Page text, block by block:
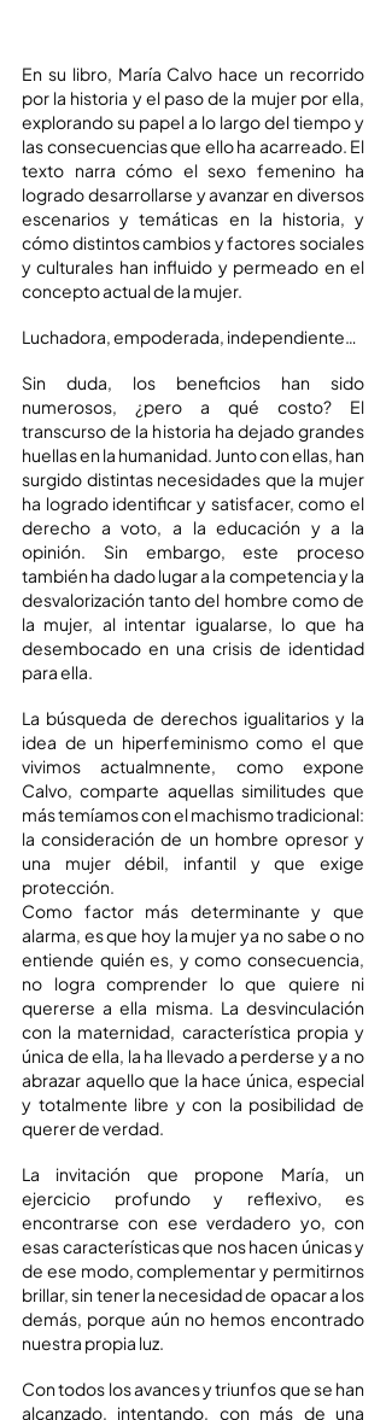
En su libro, María Calvo hace un recorrido
por la historia y el paso de la mujer por ella,
explorando su papel a lo largo del tiempo y
las consecuencias que ello ha acarreado. El
texto narra cómo el sexo femenino ha
logrado desarrollarse y avanzar en diversos
escenarios y temáticas en la historia, y
cómo distintos cambios y factores sociales
y culturales han influido y permeado en el
concepto actual de la mujer.
Luchadora, empoderada, independiente…
Sin duda, los beneficios han sido
numerosos, ¿pero a qué costo? El
transcurso de la historia ha dejado grandes
huellas en la humanidad. Junto con ellas, han
surgido distintas necesidades que la mujer
ha logrado identificar y satisfacer, como el
derecho a voto, a la educación y a la
opinión. Sin embargo, este proceso
también ha dado lugar a la competencia y la
desvalorización tanto del hombre como de
la mujer, al intentar igualarse, lo que ha
desembocado en una crisis de identidad
para ella.
La búsqueda de derechos igualitarios y la
idea de un hiperfeminismo como el que
vivimos actualmnente, como expone
Calvo, comparte aquellas similitudes que
más temíamos con el machismo tradicional:
la consideración de un hombre opresor y
una mujer débil, infantil y que exige
protección.
Como factor más determinante y que
alarma, es que hoy la mujer ya no sabe o no
entiende quién es, y como consecuencia,
no logra comprender lo que quiere ni
quererse a ella misma. La desvinculación
con la maternidad, característica propia y
única de ella, la ha llevado a perderse y a no
abrazar aquello que la hace única, especial
y totalmente libre y con la posibilidad de
querer de verdad.
La invitación que propone María, un
ejercicio profundo y reflexivo, es
encontrarse con ese verdadero yo, con
esas características que nos hacen únicas y
de ese modo, complementar y permitirnos
brillar, sin tener la necesidad de opacar a los
demás, porque aún no hemos encontrado
nuestra propia luz.
Con todos los avances y triunfos que se han
alcanzado, intentando, con más de una